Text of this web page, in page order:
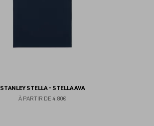
STANLEY STELLA - STELLA AVA
À PARTIR DE 4.80€